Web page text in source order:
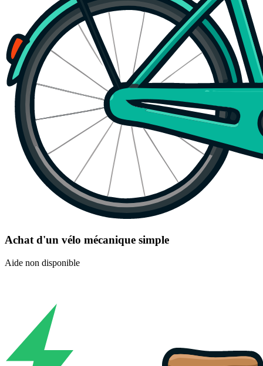
Achat d'un vélo mécanique simple
Aide non disponible